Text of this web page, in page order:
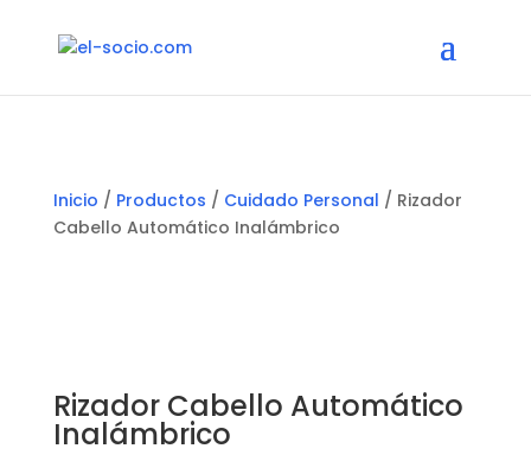
Inicio / Productos / Cuidado Personal / Rizador
Cabello Automático Inalámbrico
Rizador Cabello Automático
Inalámbrico